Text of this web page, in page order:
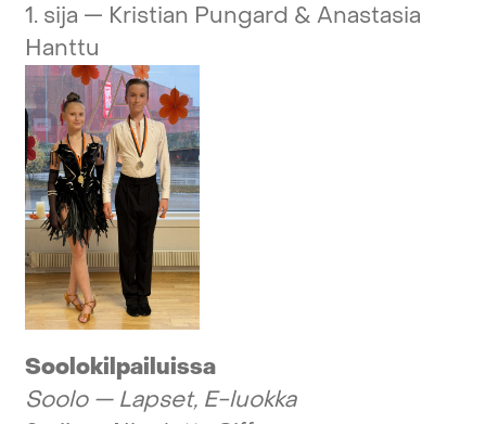
1. sija — Kristian Pungard & Anastasia
Hanttu
Soolokilpailuissa
Soolo — Lapset, E-luokka